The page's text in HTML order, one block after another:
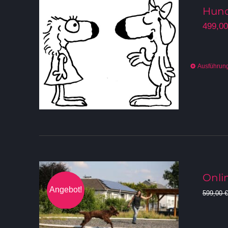
499,00
Angebot! 599,00€